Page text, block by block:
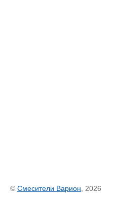
© Смесители Варион , 2026